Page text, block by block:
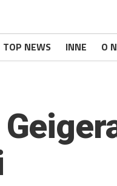
TOP NEWS INNE O